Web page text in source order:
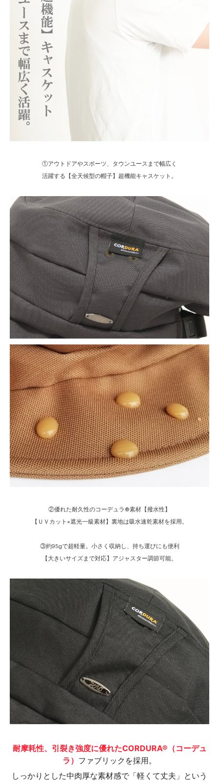
①アウトドアやスポーツ、タウンユースまで幅広く
活躍する【全天候型の帽子】超機能キャスケット。
②優れた耐久性のコーデュラ®素材【撥水性】
【ＵＶカット×遮光一級素材】裏地は吸水速乾素材を採用。
③約95gで超軽量。小さく収納し、持ち運びにも便利
【大きいサイズまで対応】アジャスター調節可能。
耐摩耗性、引裂き強度に優れたCORDURA®（コーデュ
ラ） ファブリックを採用。
しっかりとした中肉厚な素材感で「軽くて丈夫」という